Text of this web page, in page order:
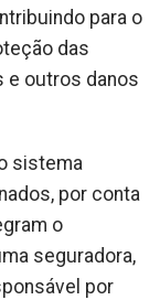
para o
das
outros danos
sistema
por conta
o
seguradora,
por